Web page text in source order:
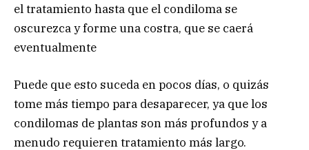
el tratamiento hasta que el condiloma se
oscurezca y forme una costra, que se caerá
eventualmente
Puede que esto suceda en pocos días, o quizás
tome más tiempo para desaparecer, ya que los
condilomas de plantas son más profundos y a
menudo requieren tratamiento más largo.